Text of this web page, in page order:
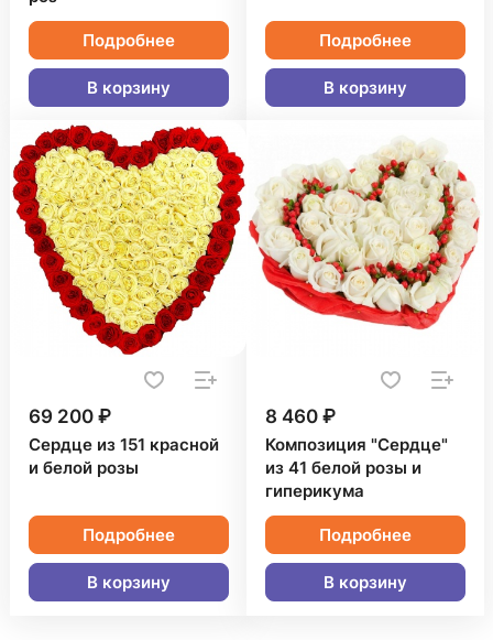
Подробнее
В корзину
Подробнее
В корзину
69 200 ₽
Сердце из 151 красной
и белой розы
Подробнее
В корзину
8 460 ₽
Композиция "Сердце"
из 41 белой розы и
гиперикума
Подробнее
В корзину